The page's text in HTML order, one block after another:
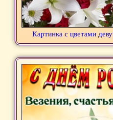
Картинка с цветами